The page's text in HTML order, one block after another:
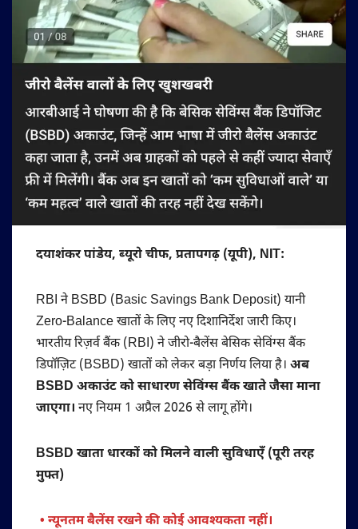
दयाशंकर पांडेय, ब्यूरो चीफ, प्रतापगढ़ (यूपी), NIT:
RBI ने BSBD (Basic Savings Bank Deposit) यानी
Zero-Balance खातों के लिए नए दिशानिर्देश जारी किए।
भारतीय रिज़र्व बैंक (RBI) ने जीरो-बैलेंस बेसिक सेविंग्स बैंक
डिपॉज़िट (BSBD) खातों को लेकर बड़ा निर्णय लिया है। अब
BSBD अकाउंट को साधारण सेविंग्स बैंक खाते जैसा माना
जाएगा। नए नियम 1 अप्रैल 2026 से लागू होंगे।
BSBD खाता धारकों को मिलने वाली सुविधाएँ (पूरी तरह
मुफ्त)
• न्यूनतम बैलेंस रखने की कोई आवश्यकता नहीं।